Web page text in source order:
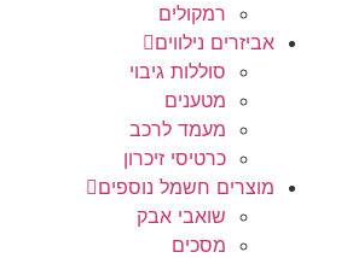
רמקולים
אביזרים נילווים
סוללות גיבוי
מטענים
מעמד לרכב
כרטיסי זיכרון
מוצרים חשמל נוספים
שואבי אבק
מסכים